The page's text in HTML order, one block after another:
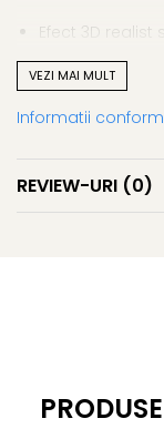
Efect 3D realist
Materiale
Perfect pentru
Ideal pentru
VEZI MAI MULT
Informatii
REVIEW-URI (0)